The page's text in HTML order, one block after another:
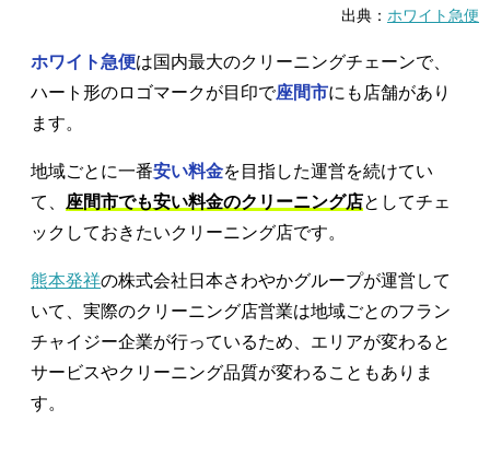
出典： ホワイト急便
ホワイト急便は国内最大のクリーニングチェーンで、
ハート形のロゴマークが目印で座間市にも店舗があり
ます。
地域ごとに一番安い料金を目指した運営を続けてい
て、 座間市でも安い料金のクリーニング店としてチェ
ックしておきたいクリーニング店です。
熊本発祥の株式会社日本さわやかグループが運営して
いて、実際のクリーニング店営業は地域ごとのフラン
チャイジー企業が行っているため、エリアが変わると
サービスやクリーニング品質が変わることもありま
す。